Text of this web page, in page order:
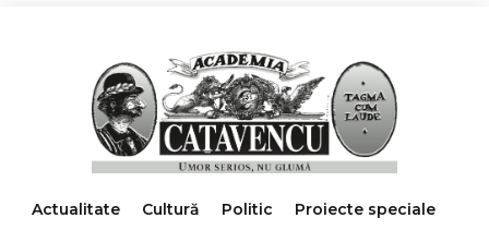
Actualitate Cultură Politic
Proiecte speciale